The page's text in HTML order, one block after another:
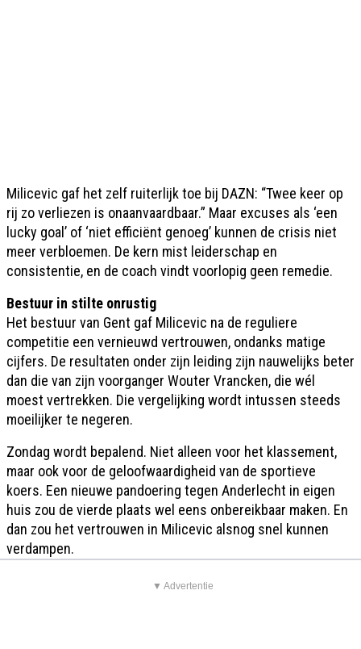
Milicevic gaf het zelf ruiterlijk toe bij DAZN: “Twee keer op
rij zo verliezen is onaanvaardbaar.” Maar excuses als ‘een
lucky goal’ of ‘niet efficiënt genoeg’ kunnen de crisis niet
meer verbloemen. De kern mist leiderschap en
consistentie, en de coach vindt voorlopig geen remedie.
Bestuur in stilte onrustig
Het bestuur van Gent gaf Milicevic na de reguliere
competitie een vernieuwd vertrouwen, ondanks matige
cijfers. De resultaten onder zijn leiding zijn nauwelijks beter
dan die van zijn voorganger Wouter Vrancken, die wél
moest vertrekken. Die vergelijking wordt intussen steeds
moeilijker te negeren.
Zondag wordt bepalend. Niet alleen voor het klassement,
maar ook voor de geloofwaardigheid van de sportieve
koers. Een nieuwe pandoering tegen Anderlecht in eigen
huis zou de vierde plaats wel eens onbereikbaar maken. En
dan zou het vertrouwen in Milicevic alsnog snel kunnen
verdampen.
▼ Advertentie